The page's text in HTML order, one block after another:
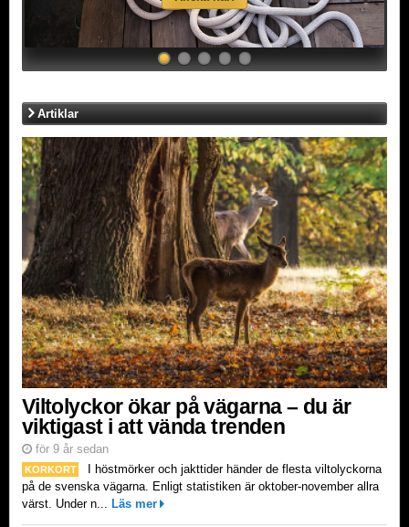
Artiklar
Viltolyckor ökar på vägarna – du är
viktigast i att vända trenden
för 9 år sedan
KORKORT
I höstmörker och jakttider händer de flesta viltolyckorna
på de svenska vägarna. Enligt statistiken är oktober-november allra
värst. Under n...
Läs mer